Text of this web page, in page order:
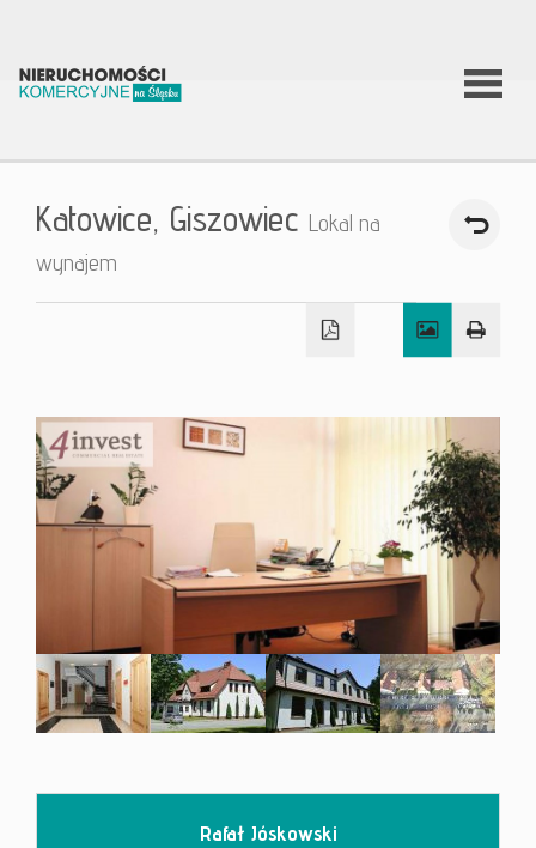
O firmie
robimy?
Kontakt
Katowice, Giszowiec Lokal na
wynajem
Rafał Jóskowski